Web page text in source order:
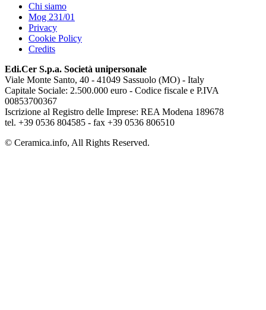
Chi siamo
Mog 231/01
Privacy
Cookie Policy
Credits
Edi.Cer S.p.a. Società unipersonale
Viale Monte Santo, 40 - 41049 Sassuolo (MO) - Italy
Capitale Sociale: 2.500.000 euro - Codice fiscale e P.IVA
00853700367
Iscrizione al Registro delle Imprese: REA Modena 189678
tel. +39 0536 804585 - fax +39 0536 806510
© Ceramica.info, All Rights Reserved.